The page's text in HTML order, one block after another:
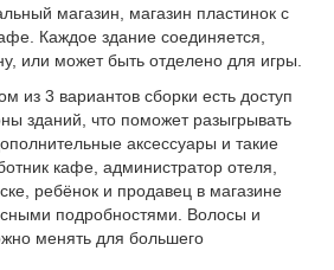
магазин, магазин пластинок с
Каждое здание соединяется,
или может быть отделено для игры.
из 3 вариантов сборки есть доступ
зданий, что поможет разыгрывать
аксессуары и такие
кафе, администратор отеля,
ребёнок и продавец в магазине
подробностями. Волосы и
менять для большего